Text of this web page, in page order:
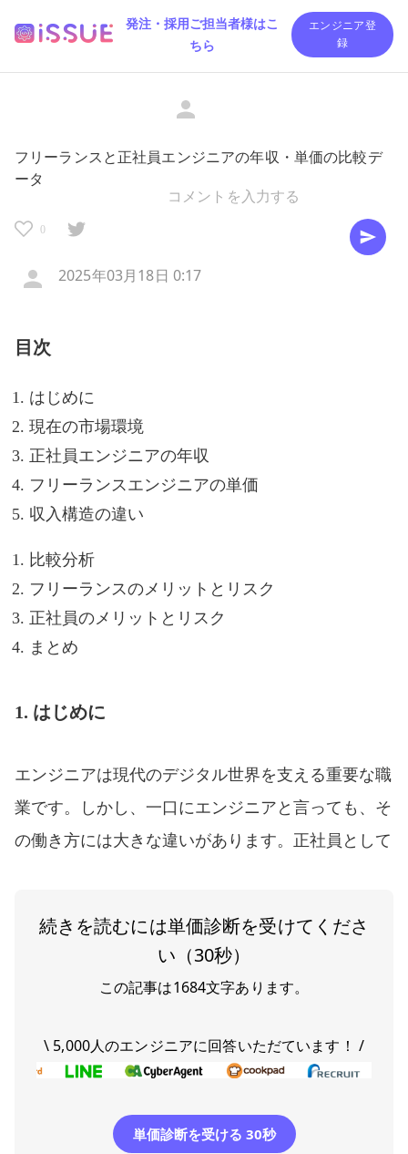
発注・採用ご担当者様はこ
ちら
エンジニア登
録
フリーランスと正社員エンジニアの年収・単価の比較デ
ータ
0
2025年03月18日 0:17
目次
はじめに
現在の市場環境
正社員エンジニアの年収
フリーランスエンジニアの単価
収入構造の違い
比較分析
フリーランスのメリットとリスク
正社員のメリットとリスク
まとめ
1. はじめに
エンジニアは現代のデジタル世界を支える重要な職
業です。しかし、一口にエンジニアと言っても、そ
の働き方には大きな違いがあります。正社員として
続きを読むには単価診断を受けてくださ
い（30秒）
この記事は1684文字あります。
\ 5,000人のエンジニアに回答いただています！ /
単価診断を受ける 30秒